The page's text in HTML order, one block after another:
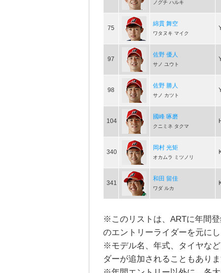
ノグチ ハルキ
75
綿貫 舞空
ワタヌキ マイク
97
佐野 優人
サノ ユウト
98
佐野 勝人
サノ カツト
104
國峰 啄磨
クニミネ タクマ
340
岡村 光矩
オカムラ ミツノリ
341
和田 留佳
ワダ ルカ
※このリストは、ARTに年間
のエントリーライダーを元に
※モデル名、年式、タイヤな
ダーが追加されることもあり